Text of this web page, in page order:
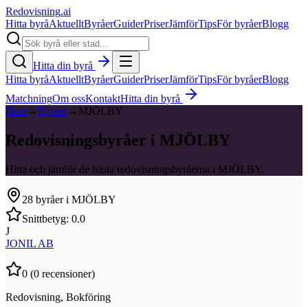
Redovisning.ai
Hitta byråAktuelltByråerGuiderPriserJämförTipsFör byråerBlogg
Hitta din byrå
Hitta byråAktuelltByråerGuiderPriserJämförTipsFör byråerBlogg
MatchningOm ossKontaktHitta din byrå
Hem→Byråer→ MJÖLBY
Redovisningsbyråer i MJÖLBY
Hitta och jämför de bästa redovisningsbyråerna i MJÖLBY.
28 byråer i MJÖLBY
Snittbetyg: 0.0
J
JONIL AB
0 (0 recensioner)
Redovisning, Bokföring